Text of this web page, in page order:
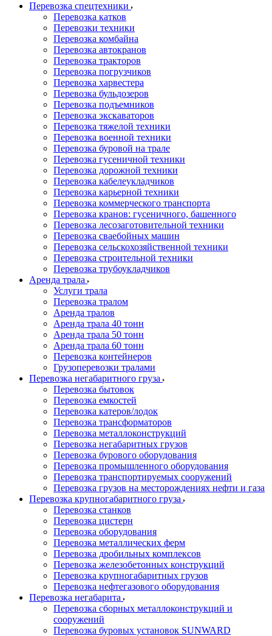
Перевозка спецтехники
Перевозка катков
Перевозки техники
Перевозка комбайна
Перевозка автокранов
Перевозка тракторов
Перевозка погрузчиков
Перевозка харвестера
Перевозка бульдозеров
Перевозка подъемников
Перевозка экскаваторов
Перевозка тяжелой техники
Перевозка военной техники
Перевозка буровой на трале
Перевозка гусеничной техники
Перевозка дорожной техники
Перевозка кабелеукладчиков
Перевозка карьерной техники
Перевозка коммерческого транспорта
Перевозка кранов: гусеничного, башенного
Перевозка лесозаготовительной техники
Перевозка сваебойных машин
Перевозка сельскохозяйственной техники
Перевозка строительной техники
Перевозка трубоукладчиков
Аренда трала
Услуги трала
Перевозка тралом
Аренда тралов
Аренда трала 40 тонн
Аренда трала 50 тонн
Аренда трала 60 тонн
Перевозка контейнеров
Грузоперевозки тралами
Перевозка негабаритного груза
Перевозка бытовок
Перевозка емкостей
Перевозка катеров/лодок
Перевозка трансформаторов
Перевозка металлоконструкций
Перевозка негабаритных грузов
Перевозка бурового оборудования
Перевозка промышленного оборудования
Перевозка транспортируемых сооружений
Перевозка грузов на месторождениях нефти и газа
Перевозка крупногабаритного груза
Перевозка станков
Перевозка цистерн
Перевозка оборудования
Перевозка металлических ферм
Перевозка дробильных комплексов
Перевозка железобетонных конструкций
Перевозка крупногабаритных грузов
Перевозка нефтегазового оборудования
Перевозка негабарита
Перевозка сборных металлоконструкций и
сооружений
Перевозка буровых установок SUNWARD